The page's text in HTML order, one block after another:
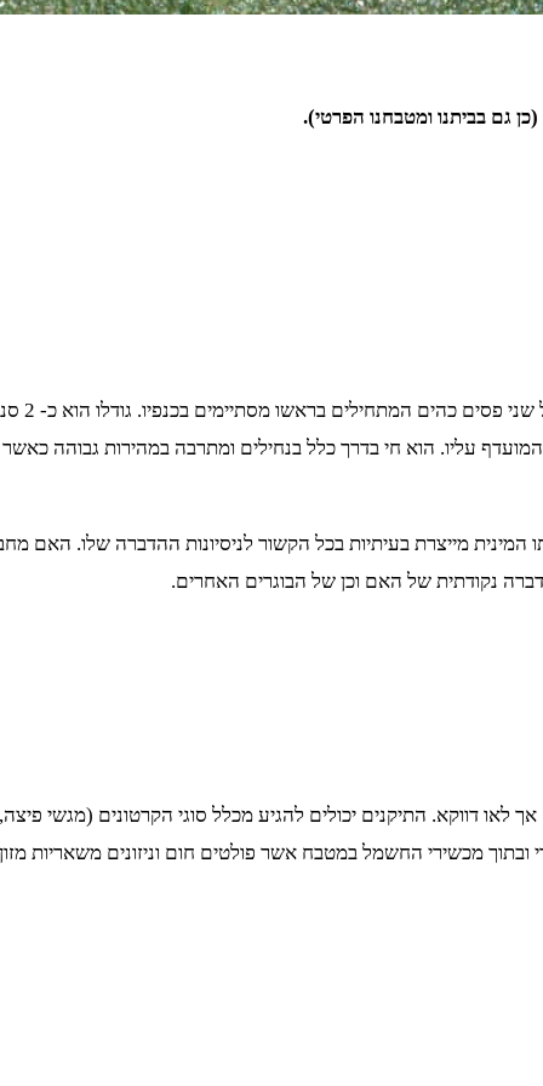
גם בביתנו ומטבחנו הפרטי).
עליו. הוא חי בדרך כלל בנחילים ומתרבה במהירות גבוהה
המינית מייצרת בעיתיות בכל הקשור לניסיונות ההדברה שלו. האם
נקודתית של האם וכן של הבוגרים האחרים.
דווקא. התיקנים יכולים להגיע מכלל סוגי הקרטונים (מגשי פיצה,
מכשירי החשמל במטבח אשר פולטים חום וניזונים משאריות